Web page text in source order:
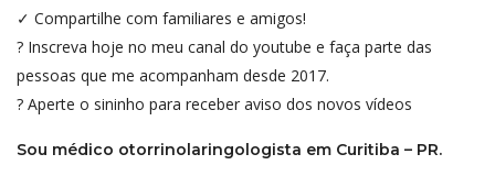
✓ Compartilhe com familiares e amigos!
? Inscreva hoje no meu canal do youtube e faça parte das
pessoas que me acompanham desde 2017.
? Aperte o sininho para receber aviso dos novos vídeos
Sou médico otorrinolaringologista em Curitiba – PR.